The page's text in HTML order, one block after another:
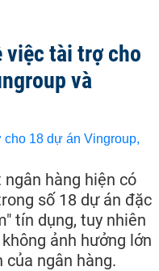
việc tài trợ cho
và
hàng hiện có
số 18 dự án đặc
tín dụng, tuy nhiên
ảnh hưởng lớn
ngân hàng.